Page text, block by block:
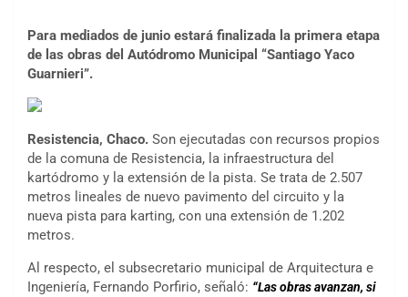
Para mediados de junio estará finalizada la primera etapa
de las obras del Autódromo Municipal “Santiago Yaco
Guarnieri”.
Resistencia, Chaco. Son ejecutadas con recursos propios
de la comuna de Resistencia, la infraestructura del
kartódromo y la extensión de la pista. Se trata de 2.507
metros lineales de nuevo pavimento del circuito y la
nueva pista para karting, con una extensión de 1.202
metros.
Al respecto, el subsecretario municipal de Arquitectura e
Ingeniería, Fernando Porfirio, señaló: “Las obras avanzan, si